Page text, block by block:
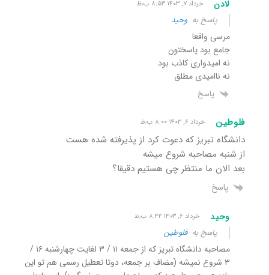
لادن خرداد ۷, ۱۴۰۳ ۸:۵۳ ب٫ظ
پاسخ به وحید
مرسی واقعا
جامع بود پاسختون
نه امیدواری کاذب بود
نه ناامیدی مطلق
پاسخ
فلوطین خرداد ۶, ۱۴۰۳ ۸:۰۰ ب٫ظ
دانشگاه تبریز که دعوت کرد از پذیرفته شده هست
از شنبه مصاحبه شروع میشه
بعد الان ما منتظر چی هستیم دقیقا؟
پاسخ
وحید خرداد ۶, ۱۴۰۳ ۸:۴۲ ب٫ظ
پاسخ بهفلوطین
مصاحبه دانشگاه تبریز که از جمعه ۱۱ / ۳ لغایت چهارشنبه ۱۶ /
۳ شروع نمیشه (مضاف بر جمعه، دوتا تعطیل رسمی هم تو این